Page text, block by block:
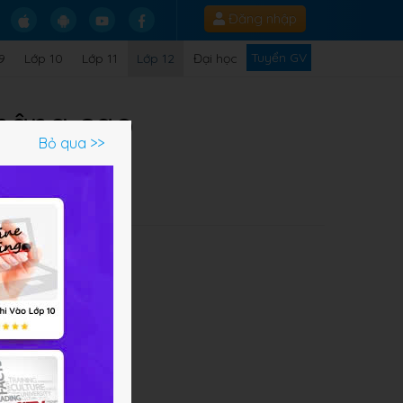
Đăng nhập
Lớp 10 Lớp 11 Lớp 12 Đại học Tuyển GV
cao
Bỏ qua >>